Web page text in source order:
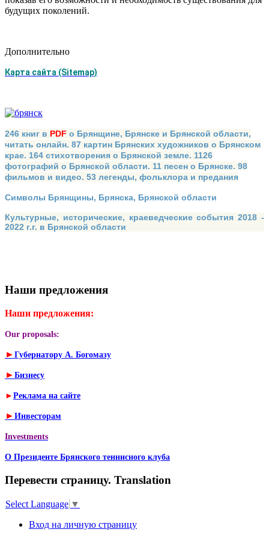
Дополнительно
Карта сайта (Sitemap)
246 книг в PDF о Брянщине, Брянске и Брянской области,
читать онлайн. 87 картин Брянских художников о Брянском
крае. 164 стихотворения о Брянской земле. 1126
фотографий о Брянской области. 11 песен о Брянске. 98
фильмов и видео. 53 легенды, фольклора и предания
Символы Брянщины, Брянска, Брянской области
Культурные, исторические, краеведческие события 2018 -
2022 г.г. в Брянской области
Наши предложения
Наши предложения:
Our proposals:
► Губернатору А. Богомазу
► Бизнесу
► Реклама на сайте
► Инвесторам
Investments
О Президенте Брянского теннисного клуба
Перевести страницу. Translation
Select Language ▼
Вход на личную страницу